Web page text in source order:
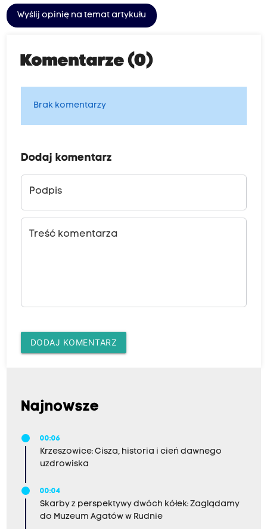
Wyślij opinię na temat artykułu
Komentarze (0)
Brak komentarzy
Dodaj komentarz
Podpis
Treść komentarza
DODAJ KOMENTARZ
Najnowsze
00:06
Krzeszowice: Cisza, historia i cień dawnego
uzdrowiska
00:04
Skarby z perspektywy dwóch kółek: Zaglądamy
do Muzeum Agatów w Rudnie